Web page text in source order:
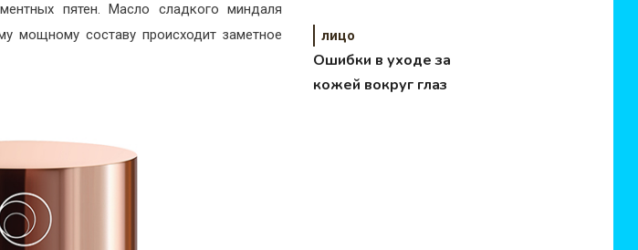
пятен. Масло сладкого миндаля
мощному составу происходит заметное
лицо
Ошибки в уходе за
кожей вокруг глаз